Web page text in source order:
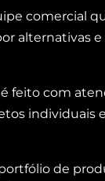
comercial
alternativas
feito com
individuais
de